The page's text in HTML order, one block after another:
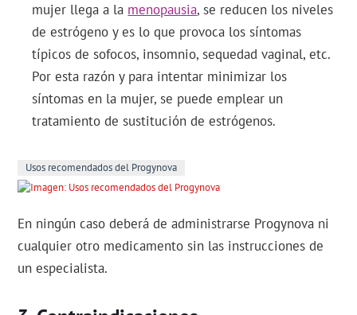
mujer llega a la menopausia, se reducen los niveles
de estrógeno y es lo que provoca los síntomas
típicos de sofocos, insomnio, sequedad vaginal, etc.
Por esta razón y para intentar minimizar los
síntomas en la mujer, se puede emplear un
tratamiento de sustitución de estrógenos.
Usos recomendados del Progynova
En ningún caso deberá de administrarse Progynova ni
cualquier otro medicamento sin las instrucciones de
un especialista.